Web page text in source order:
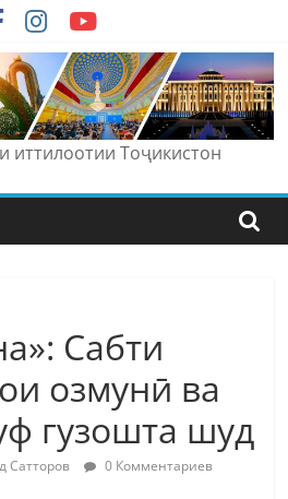
иттилоотии Тоҷикистон
Сабти
озмунӣ ва
гузошта шуд
Сатторов 0 Комментариев